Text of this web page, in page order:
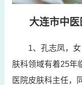
大连市中
1、孔志凤，
肤科领域有着25年
医院皮肤科主任，